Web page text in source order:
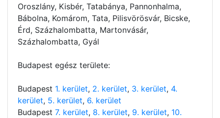
Oroszlány, Kisbér, Tatabánya, Pannonhalma,
Bábolna, Komárom, Tata, Pilisvörösvár, Bicske,
Érd, Százhalombatta, Martonvásár,
Százhalombatta, Gyál
Budapest egész területe:
Budapest 1. kerület, 2. kerület, 3. kerület, 4.
kerület, 5. kerület, 6. kerület
Budapest 7. kerület, 8. kerület, 9. kerület, 10.